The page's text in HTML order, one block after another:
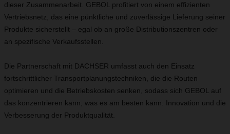
dieser Zusammenarbeit. GEBOL profitiert von einem effizienten
Vertriebsnetz, das eine pünktliche und zuverlässige Lieferung seiner
Produkte sicherstellt – egal ob an große Distributionszentren oder
an spezifische Verkaufsstellen.
Die Partnerschaft mit DACHSER umfasst auch den Einsatz
fortschrittlicher Transportplanungstechniken, die die Routen
optimieren und die Betriebskosten senken, sodass sich GEBOL auf
das konzentrieren kann, was es am besten kann: Innovation und die
Verbesserung der Produktqualität.